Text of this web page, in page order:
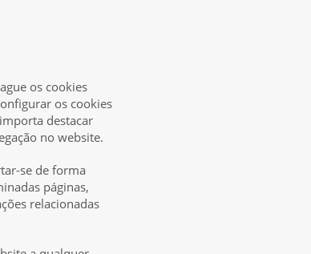
os cookies
os cookies
destacar
no website.
se de forma
páginas,
relacionadas